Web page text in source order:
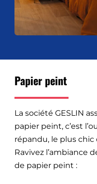
Papier peint
La société GESLIN
papier peint, c’est
répandu, le plus chic
Ravivez l’ambiance
de papier peint :